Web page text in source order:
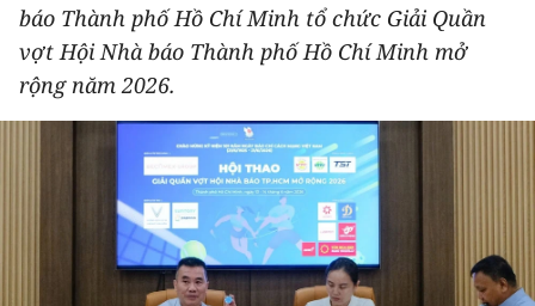
PHÁP LUẬT
DU LỊCH
báo Thành phố Hồ Chí Minh tổ chức Giải Quần
vợt Hội Nhà báo Thành phố Hồ Chí Minh mở
rộng năm 2026.